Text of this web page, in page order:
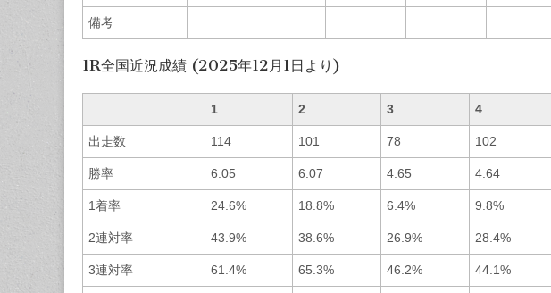
備考
1R全国近況成績 (2025年12月1日より)
1 2 3 4
出走数 114 101 78 102
勝率 6.05 6.07 4.65 4.64
1着率 24.6% 18.8% 6.4% 9.8%
2連対率 43.9% 38.6% 26.9% 28.4%
3連対率 61.4% 65.3% 46.2% 44.1%